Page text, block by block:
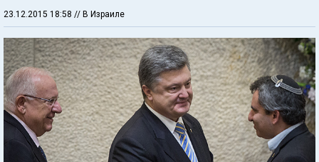
23.12.2015 18:58 // В Израиле